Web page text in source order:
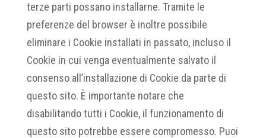
terze parti possano installarne. Tramite le
preferenze del browser è inoltre possibile
eliminare i Cookie installati in passato, incluso il
Cookie in cui venga eventualmente salvato il
consenso all’installazione di Cookie da parte di
questo sito. È importante notare che
disabilitando tutti i Cookie, il funzionamento di
questo sito potrebbe essere compromesso. Puoi